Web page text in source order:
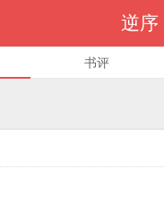
逆序
书评